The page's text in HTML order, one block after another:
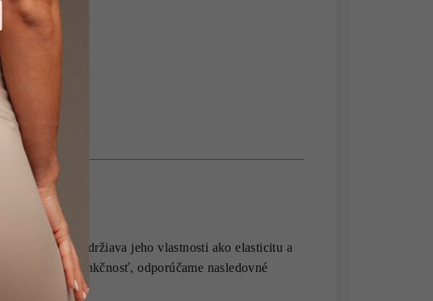
oblečenia a udržiava jeho vlastnosti ako elasticitu a
tvar a funkčnosť, odporúčame nasledovné